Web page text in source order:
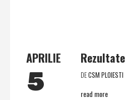
APRILIE
5 DECSM PLOIESTI
read more